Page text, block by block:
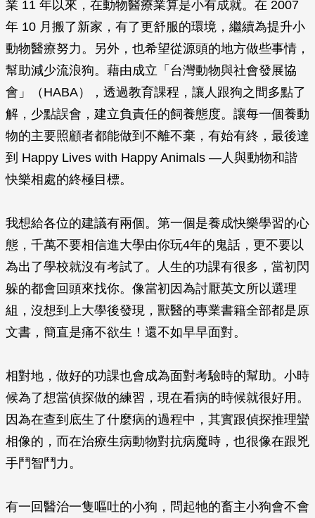
業 11 年以來，在動物醫療業算是小有成就。在 2007
年 10 月搬了新家，有了更舒服的環境，繼續為提升小
動物醫療努力。另外，也希望從源頭的地方做些事情，
幫助減少流浪狗。藉由成立「台灣動物與社會發展協
會」（HABA），透過教育課程，讓人跟狗之間多點了
解，少點誤會，建立負責任的飼養態度。讓每一個養動
物的主要照顧者都能做到不離不棄，有始有終，最後達
到 Happy Lives with Happy Animals —人與動物和諧
快樂相處的終極目標。
我想給各位的建議有兩個。第一個是養成快樂學習的心
態，千萬不要相信進大學由你玩4年的鬼話，更不要以
為出了學校就沒有考試了。人生的功課有很多，當初閃
躲的都會回頭來找你。像當初因為討厭英文所以選理
組，沒想到上大學後發現，獸醫的專業書籍全部都是原
文書，簡直是痛不欲生！還不如早早面對。
相對地，做好的功課也會成為面對考驗時的幫助。小時
候為了想當偵探做的練習，現在看病的時候就很好用。
因為在查到底生了什麼病的過程中，其實跟偵探推理蠻
相像的，而在治療生病動物對抗病魔時，也很像在跟兇
手鬥智鬥力。
有一回醫治一隻嘔吐的小狗，問起牠的畜主小狗會不會